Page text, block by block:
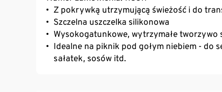
Z pokrywką utrzymującą świeżość i do
Szczelna uszczelka silikonowa
Wysokogatunkowe, wytrzymałe tworzywo
Idealne na piknik pod gołym niebiem - do
sałatek, sosów itd.